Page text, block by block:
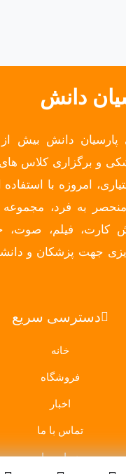
دانش
و برگزاری کلاس های
امروزه با
به فرد،
کارت، فیلم، صوت،
جهت پزشکان و
دسترسی سریع
خانه
فروشگاه
اخبار
تماس با ما
درباره ما